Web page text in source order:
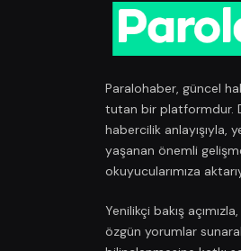
Paralohaber, güncel
tutan bir platformdur.
habercilik anlayışıyla,
yaşanan önemli
okuyucularımıza
Yenilikçi bakış
özgün yorumlar